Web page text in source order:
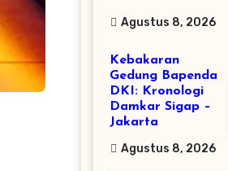
Pertumbuhan
RI
Agustus 8, 2026
Kebakaran
Gedung Bapenda
DKI: Kronologi
Damkar Sigap –
Jakarta
Agustus 8, 2026